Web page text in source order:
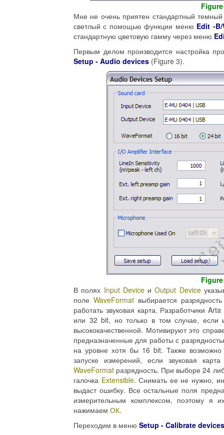
Мне не очень приятен стандартный
светлый с помощью функции меню Edit -B/
стандартную цветовую гамму через меню
Первым делом производится настройка
Setup - Audio devices (Figure 3).
В полях Input DeviceиOutput Device
поле WaveFormat выбирается
работать звуковая карта. Разработчики
или 32 bit, но только в том случае, если
высококачественной. Мотивируют это
предназначенные для работы с
на уровне хотя бы 16 bit. Также
запуске измерений, если звуковая
WaveFormat разрядность. При выборе 24
галочка Extensible. Снимать ее не нужно,
выдаст ошибку. Все остальные поля
измерительным комплексом, поэтому я
нажимаем ОК.
Переходим в меню Setup - Calibrate devices